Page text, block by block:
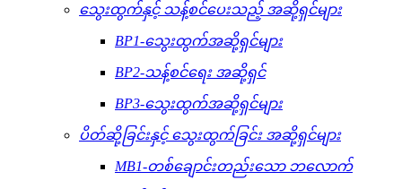
သွေးထွက်နှင့် သန့်စင်ပေးသည့် အဆို့ရှင်များ
BP1-သွေးထွက်အဆို့ရှင်များ
BP2-သန့်စင်ရေး အဆို့ရှင်
BP3-သွေးထွက်အဆို့ရှင်များ
ပိတ်ဆို့ခြင်းနှင့် သွေးထွက်ခြင်း အဆို့ရှင်များ
MB1-တစ်ချောင်းတည်းသော ဘလောက်